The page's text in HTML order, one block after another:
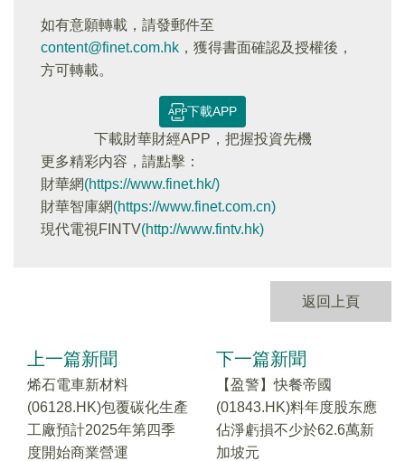
如有意願轉載，請發郵件至
content@finet.com.hk ，獲得書面確認及授權後，
方可轉載。
下載APP
下載財華財經APP，把握投資先機
更多精彩内容，請點擊：
財華網(https://www.finet.hk/)
財華智庫網(https://www.finet.com.cn)
現代電視FINTV(http://www.fintv.hk)
返回上頁
上一篇新聞
烯石電車新材料
(06128.HK)包覆碳化生產
工廠預計2025年第四季
度開始商業營運
下一篇新聞
【盈警】快餐帝國
(01843.HK)料年度股东應
佔淨虧損不少於62.6萬新
加坡元